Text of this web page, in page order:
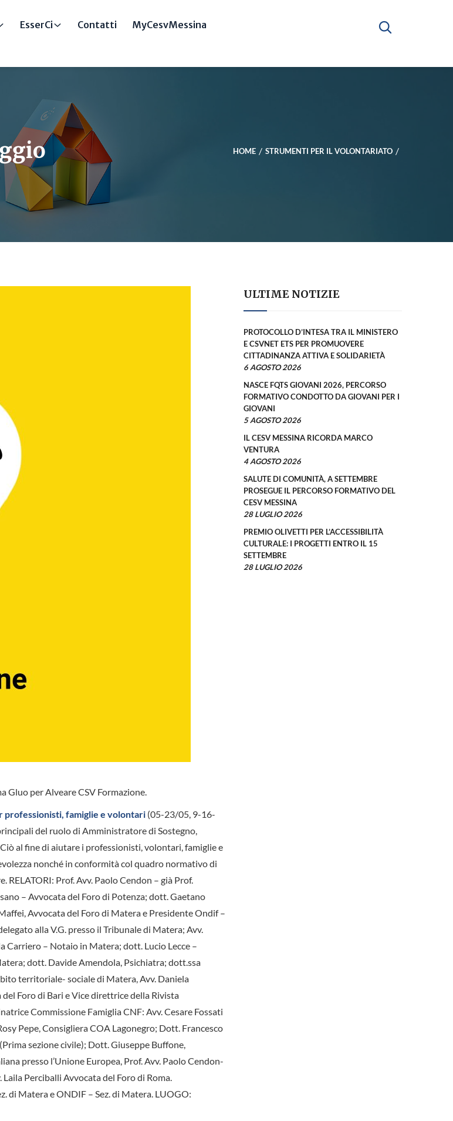
EsserCi Contatti MyCesvMessina
HOME STRUMENTI PER IL VOLONTARIATO
Gluo per Alveare CSV Formazione.
professionisti, famiglie e volontari (05-23/05, 9-16-
del ruolo di Amministratore di Sostegno,
al fine di aiutare i professionisti, volontari, famiglie e
nonché in conformità col quadro normativo di
Prof. Avv. Paolo Cendon – già Prof.
– Avvocata del Foro di Potenza; dott. Gaetano
Avvocata del Foro di Matera e Presidente Ondif –
alla V.G. presso il Tribunale di Matera; Avv.
Carriero – Notaio in Matera; dott. Lucio Lecce –
dott. Davide Amendola, Psichiatra; dott.ssa
territoriale- sociale di Matera, Avv. Daniela
Foro di Bari e Vice direttrice della Rivista
Commissione Famiglia CNF: Avv. Cesare Fossati
Pepe, Consigliera COA Lagonegro; Dott. Francesco
sezione civile); Dott. Giuseppe Buffone,
presso l’Unione Europea, Prof. Avv. Paolo Cendon-
Perciballi Avvocata del Foro di Roma.
di Matera e ONDIF – Sez. di Matera. LUOGO:
ULTIME NOTIZIE
PROTOCOLLO D’INTESA TRA IL MINISTERO
E CSVNET ETS PER PROMUOVERE
CITTADINANZA ATTIVA E SOLIDARIETÀ
6 AGOSTO 2026
NASCE FQTS GIOVANI 2026, PERCORSO
FORMATIVO CONDOTTO DA GIOVANI PER I
GIOVANI
5 AGOSTO 2026
IL CESV MESSINA RICORDA MARCO
VENTURA
4 AGOSTO 2026
SALUTE DI COMUNITÀ, A SETTEMBRE
PROSEGUE IL PERCORSO FORMATIVO DEL
CESV MESSINA
28 LUGLIO 2026
PREMIO OLIVETTI PER L’ACCESSIBILITÀ
CULTURALE: I PROGETTI ENTRO IL 15
SETTEMBRE
28 LUGLIO 2026